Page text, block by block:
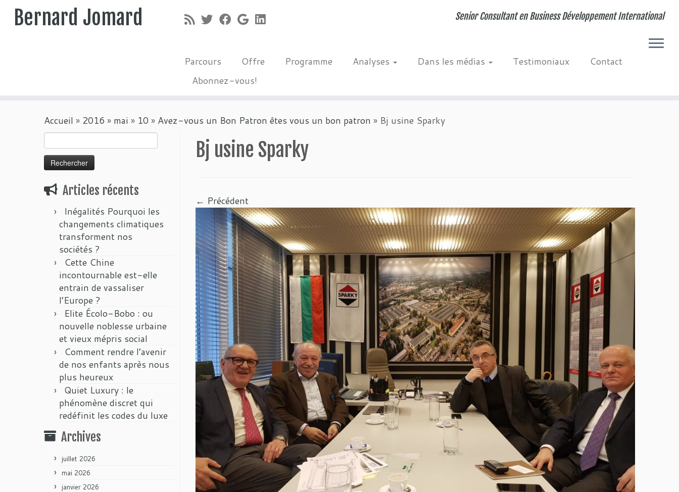
Bernard Jomard Senior Consultant en Business Développement International
Parcours Offre Programme Analyses Dans les médias Testimoniaux
Contact
Abonnez-vous!
Accueil » 2016 » mai » 10 » Avez-vous un Bon Patron êtes vous un bon patron » Bj usine Sparky
Articles récents
Inégalités Pourquoi les
changements climatiques
transforment nos
sociétés ?
Cette Chine
incontournable est-elle
entrain de vassaliser
l’Europe ?
Elite Écolo-Bobo : ou
nouvelle noblesse urbaine
et vieux mépris social
Comment rendre l’avenir
de nos enfants après nous
plus heureux
Quiet Luxury : le
phénomène discret qui
redéfinit les codes du luxe
Archives
juillet 2026
mai 2026
janvier 2026
Bj usine Sparky
← Précédent